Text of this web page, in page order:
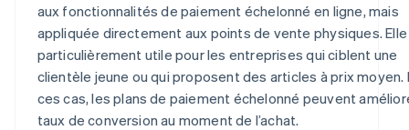
aux fonctionnalités de paiement échelonné en ligne, mais
appliquée directement aux points de vente physiques.
particulièrement utile pour les entreprises qui ciblent une
clientèle jeune ou qui proposent des articles à prix moyen.
ces cas, les plans de paiement échelonné peuvent
taux de conversion au moment de l’achat.